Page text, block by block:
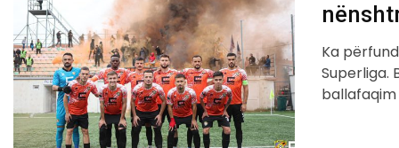
Ka
Superliga.